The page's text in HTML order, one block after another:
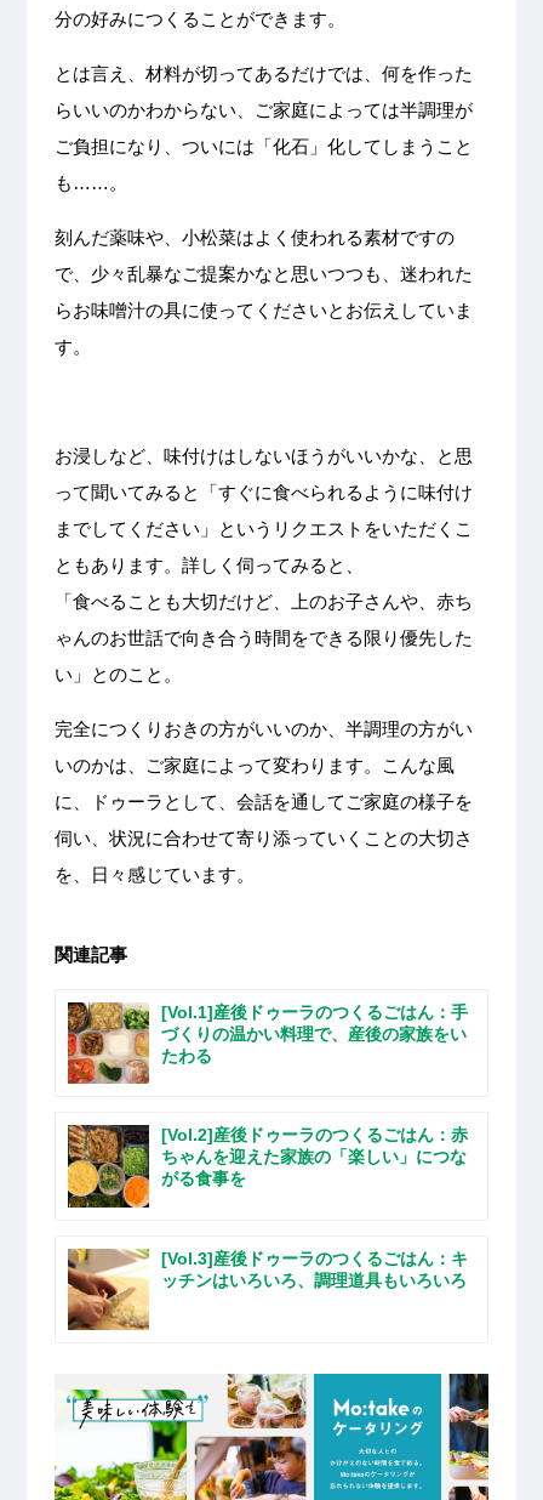
分の好みにつくることができます。
とは言え、材料が切ってあるだけでは、何を作った
らいいのかわからない、ご家庭によっては半調理が
ご負担になり、ついには「化石」化してしまうこと
も……。
刻んだ薬味や、小松菜はよく使われる素材ですの
で、少々乱暴なご提案かなと思いつつも、迷われた
らお味噌汁の具に使ってくださいとお伝えしていま
す。
お浸しなど、味付けはしないほうがいいかな、と思
って聞いてみると「すぐに食べられるように味付け
までしてください」というリクエストをいただくこ
ともあります。詳しく伺ってみると、
「食べることも大切だけど、上のお子さんや、赤ち
ゃんのお世話で向き合う時間をできる限り優先した
い」とのこと。
完全につくりおきの方がいいのか、半調理の方がい
いのかは、ご家庭によって変わります。こんな風
に、ドゥーラとして、会話を通してご家庭の様子を
伺い、状況に合わせて寄り添っていくことの大切さ
を、日々感じています。
関連記事
[Vol.1]産後ドゥーラのつくるごはん：手
づくりの温かい料理で、産後の家族をい
たわる
[Vol.2]産後ドゥーラのつくるごはん：赤
ちゃんを迎えた家族の「楽しい」につな
がる食事を
[Vol.3]産後ドゥーラのつくるごはん：キ
ッチンはいろいろ、調理道具もいろいろ